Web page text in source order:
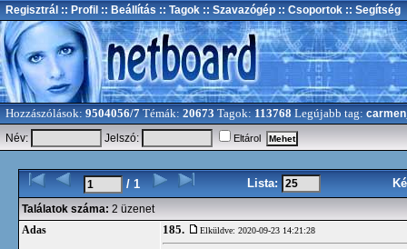
Regisztrál :: Profil :: Beállítás :: Tagok :: Szavazógép :: Csoportok :: Segítség
Hozzászólások: 9504056/7 Témák: 20673 Tagok: 113768 Legújabb tag:
Név:
Jelszó: Eltárol
/ 1 Lista:
Találatok száma: 2 üzenet
Adas 185. Elküldve: 2020-09-23 14:21:28